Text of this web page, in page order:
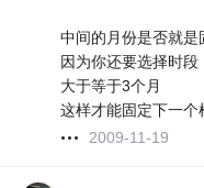
中间的月份是否就
因为你还要选择时
大于等于3个月
这样才能固定下一个
2009-11-19